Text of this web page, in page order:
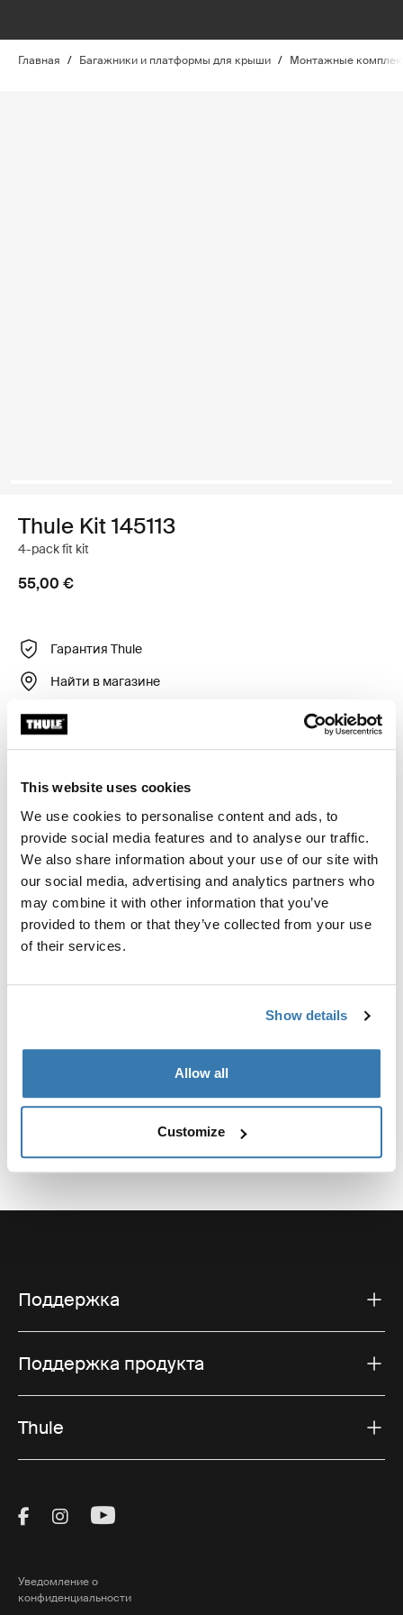
This website uses cookies
We use cookies to personalise content and ads, to
provide social media features and to analyse our traffic.
We also share information about your use of our site with
our social media, advertising and analytics partners who
may combine it with other information that you’ve
provided to them or that they’ve collected from your use
of their services.
Show details
Allow all
Customize
Главная / Багажники и платформы для крыши / Монтажные
Thule Kit 145113
4-pack fit kit
55,00 €
Гарантия Thule
Найти в магазине
Регулируемый крепежный комплект для установки
готовых точек крепления или установленных
изготовителем багажников.
Toggle features
Все характеристики
Toggle techspec
Технические характеристики
Поддержка
Поддержка продукта
Thule
Visit Thule on Facebook (external link)
Visit Thule on Instagram (external link)
Visit Thule on Youtube (external
Уведомление о
конфиденциальности